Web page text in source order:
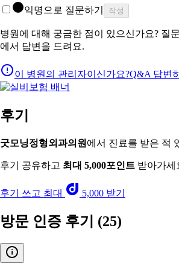
익명으로 질문하기
작성
병원에 대해 궁금한 점이 있으신가요? 질
에서 답변을 드려요.
이 병원의 관리자이신가요?Q&A 답변
후기
굿모닝정형외과의원 에서 진료를 받은 적
후기 공유하고 최대 5,000포인트 받아가세
후기 쓰고 최대 5,000 받기
방문 인증 후기 (25)